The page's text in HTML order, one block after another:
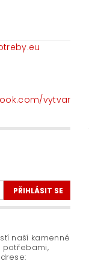
vytvar
naší kamenné
potřebami,